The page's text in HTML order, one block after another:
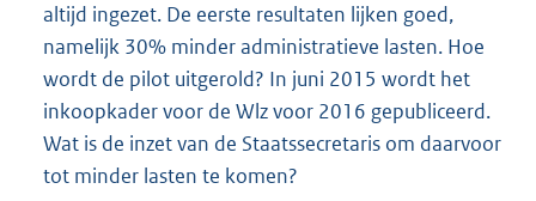
altijd ingezet. De eerste resultaten lijken goed,
namelijk 30% minder administratieve lasten. Hoe
wordt de pilot uitgerold? In juni 2015 wordt het
inkoopkader voor de Wlz voor 2016 gepubliceerd.
Wat is de inzet van de Staatssecretaris om daarvoor
tot minder lasten te komen?